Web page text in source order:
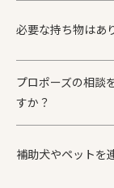
必要な持ち物はあ
プロポーズの相談
すか？
補助犬やペットを